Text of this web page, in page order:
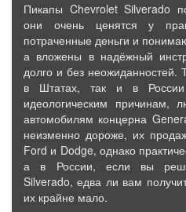
Пикапы Chevrolet Silverado
они очень ценятся у
потраченные деньги и
а вложены в надёжный
долго и без неожиданностей.
в Штатах, так и в России
идеологическим причинам,
автомобилям концерна
неизменно дороже, их
Ford и Dodge, однако
а в России, если вы
Silverado, едва ли вам
их крайне мало.